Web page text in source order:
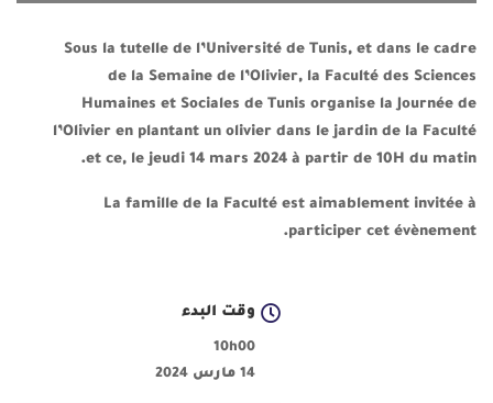
Sous la tutelle de l’Université de Tunis, et dans le cadre
de la Semaine de l’Olivier, la Faculté des Sciences
Humaines et Sociales de Tunis organise la Journée de
l’Olivier en plantant un olivier dans le jardin de la Faculté
et ce, le jeudi 14 mars 2024 à partir de 10H du matin.
La famille de la Faculté est aimablement invitée à
participer cet évènement.
وقت البدء
10h00
14 مارس 2024